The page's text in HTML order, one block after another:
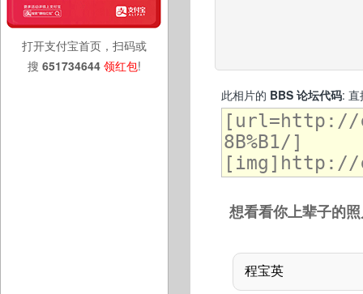
打开支付宝首页，扫码或
搜 651734644 领红包!
此相片的 BBS 论坛代码: 直
想看看你上辈子的